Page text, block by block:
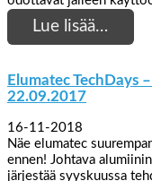
Lue lisää…
Elumatec TechDays
22.09.2017
16-11-2018
Näe elumatec
ennen! Johtava
järjestää syyskuussa